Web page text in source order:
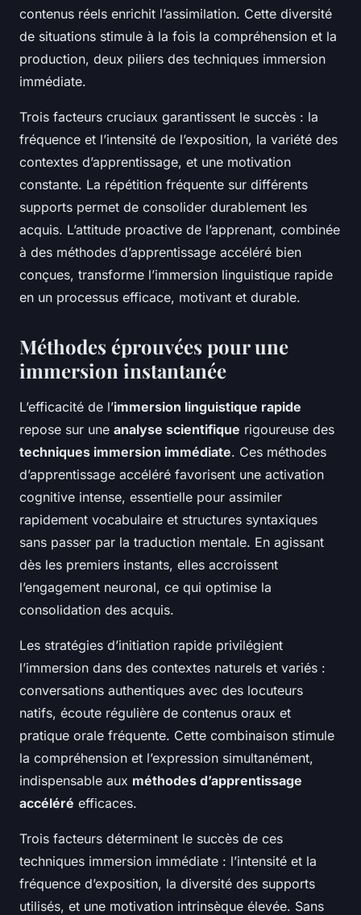
contenus réels enrichit l’assimilation. Cette diversité
de situations stimule à la fois la compréhension et la
production, deux piliers des techniques immersion
immédiate.
Trois facteurs cruciaux garantissent le succès : la
fréquence et l’intensité de l’exposition, la variété des
contextes d’apprentissage, et une motivation
constante. La répétition fréquente sur différents
supports permet de consolider durablement les
acquis. L’attitude proactive de l’apprenant, combinée
à des méthodes d’apprentissage accéléré bien
conçues, transforme l’immersion linguistique rapide
en un processus efficace, motivant et durable.
Méthodes éprouvées pour une
immersion instantanée
L’efficacité de l’immersion linguistique rapide
repose sur une analyse scientifique rigoureuse des
techniques immersion immédiate. Ces méthodes
d’apprentissage accéléré favorisent une activation
cognitive intense, essentielle pour assimiler
rapidement vocabulaire et structures syntaxiques
sans passer par la traduction mentale. En agissant
dès les premiers instants, elles accroissent
l’engagement neuronal, ce qui optimise la
consolidation des acquis.
Les stratégies d’initiation rapide privilégient
l’immersion dans des contextes naturels et variés :
conversations authentiques avec des locuteurs
natifs, écoute régulière de contenus oraux et
pratique orale fréquente. Cette combinaison stimule
la compréhension et l’expression simultanément,
indispensable aux méthodes d’apprentissage
accéléré efficaces.
Trois facteurs déterminent le succès de ces
techniques immersion immédiate : l’intensité et la
fréquence d’exposition, la diversité des supports
utilisés, et une motivation intrinsèque élevée. Sans